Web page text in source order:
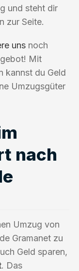
und steht dir
zur Seite.
uns noch
Mit
kannst du Geld
Umzugsgüter
nach
Umzug von
Gramanet zu
Geld sparen,
. Das